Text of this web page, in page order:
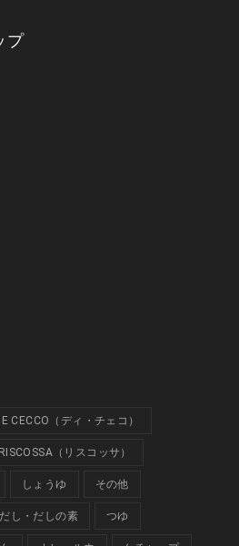
プ
CECCO（ディ・チェコ）
RISCOSSA（リスコッサ）
しょうゆ その他
だし・だしの素 つゆ